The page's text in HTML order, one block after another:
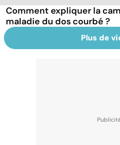
Comment expliquer la
maladie du dos courbé ?
Plus de